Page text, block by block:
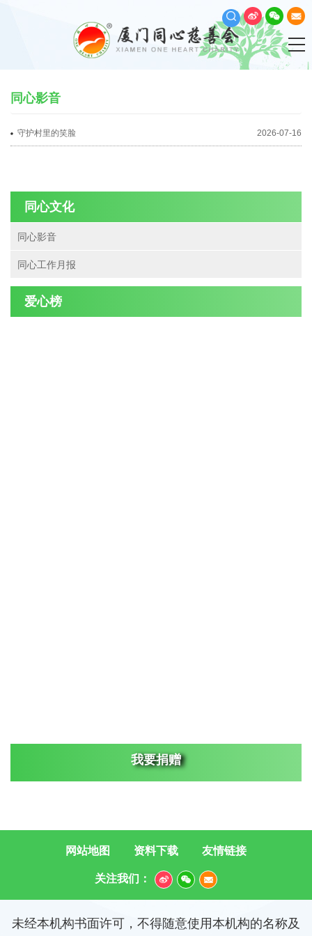
同心影音
守护村里的笑脸 2026-07-16
同心文化
同心影音
同心工作月报
爱心榜
我要捐赠
网站地图 资料下载 友情链接
关注我们：
未经本机构书面许可，不得随意使用本机构的名称及